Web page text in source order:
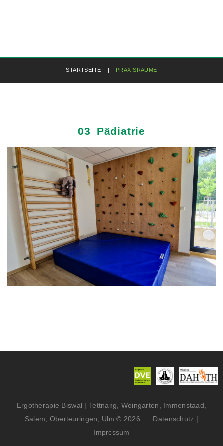
STARTSEITE | PRAXISRÄUME
03_Pädiatrie
Ergotherapie Biswal | Tettnang, Weingarten, Immenstaad,
Salem, Oberteuringen, Ulm © 2026 Datenschutz |
Impressum